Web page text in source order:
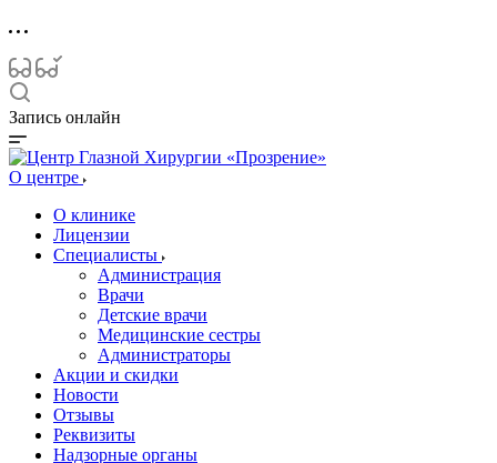
Запись онлайн
О центре
О клинике
Лицензии
Специалисты
Администрация
Врачи
Детские врачи
Медицинские сестры
Администраторы
Акции и скидки
Новости
Отзывы
Реквизиты
Надзорные органы